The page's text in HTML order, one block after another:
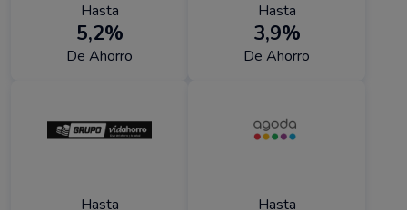
Hasta
5,2%
De Ahorro
Hasta
3,9%
De Ahorro
Hasta Hasta